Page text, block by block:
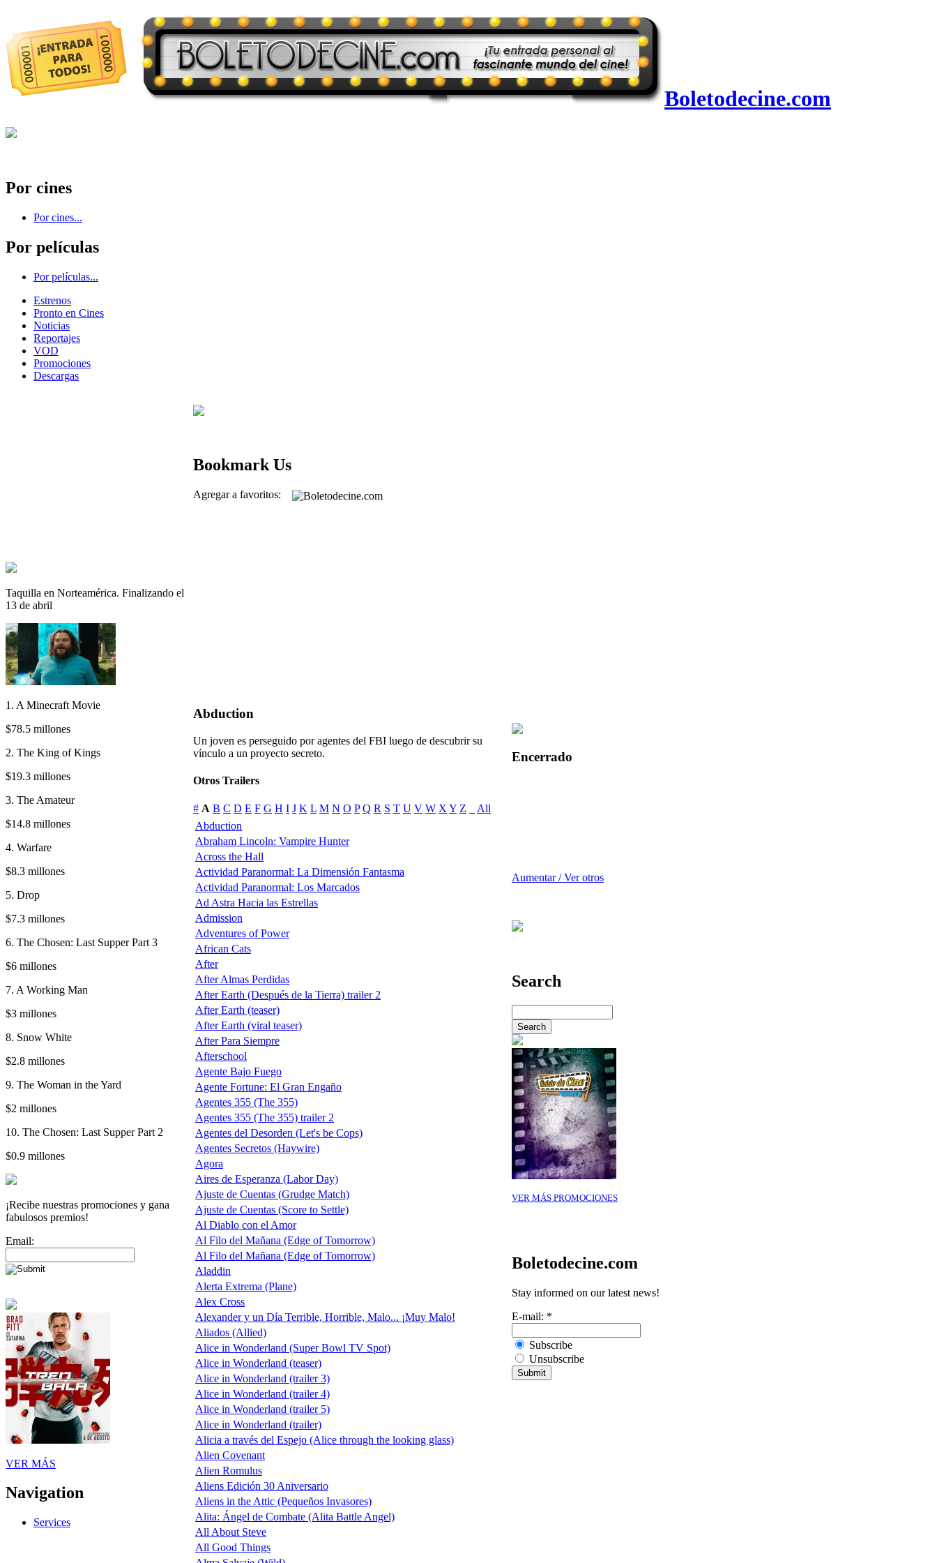
Boletodecine.com
Por cines
Por cines...
Por películas
Por películas...
Estrenos
Pronto en Cines
Noticias
Reportajes
VOD
Promociones
Descargas
Taquilla en Norteamérica. Finalizando el
13 de abril
1. A Minecraft Movie
$78.5 millones
2. The King of Kings
$19.3 millones
3. The Amateur
$14.8 millones
4. Warfare
$8.3 millones
5. Drop
$7.3 millones
6. The Chosen: Last Supper Part 3
$6 millones
7. A Working Man
$3 millones
8. Snow White
$2.8 millones
9. The Woman in the Yard
$2 millones
10. The Chosen: Last Supper Part 2
$0.9 millones
¡Recibe nuestras promociones y gana
fabulosos premios!
Email:
VER MÁS
Navigation
Services
Bookmark Us
Agregar a favoritos:
Abduction
Un joven es perseguido por agentes del FBI luego de descubrir su
vínculo a un proyecto secreto.
Otros Trailers
# A B C D E F G H I J K L M N O P Q R S T U V W X Y Z
All
Abduction
Abraham Lincoln: Vampire Hunter
Across the Hall
Actividad Paranormal: La Dimensión Fantasma
Actividad Paranormal: Los Marcados
Ad Astra Hacia las Estrellas
Admission
Adventures of Power
African Cats
After
After Almas Perdidas
After Earth (Después de la Tierra) trailer 2
After Earth (teaser)
After Earth (viral teaser)
After Para Siempre
Afterschool
Agente Bajo Fuego
Agente Fortune: El Gran Engaño
Agentes 355 (The 355)
Agentes 355 (The 355) trailer 2
Agentes del Desorden (Let's be Cops)
Agentes Secretos (Haywire)
Agora
Aires de Esperanza (Labor Day)
Ajuste de Cuentas (Grudge Match)
Ajuste de Cuentas (Score to Settle)
Al Diablo con el Amor
Al Filo del Mañana (Edge of Tomorrow)
Al Filo del Mañana (Edge of Tomorrow)
Aladdin
Alerta Extrema (Plane)
Alex Cross
Alexander y un Día Terrible, Horrible, Malo... ¡Muy Malo!
Aliados (Allied)
Alice in Wonderland (Super Bowl TV Spot)
Alice in Wonderland (teaser)
Alice in Wonderland (trailer 3)
Alice in Wonderland (trailer 4)
Alice in Wonderland (trailer 5)
Alice in Wonderland (trailer)
Alicia a través del Espejo (Alice through the looking glass)
Alien Covenant
Alien Romulus
Aliens Edición 30 Aniversario
Aliens in the Attic (Pequeños Invasores)
Alita: Ángel de Combate (Alita Battle Angel)
All About Steve
All Good Things
Encerrado
Aumentar / Ver otros
Search
VER MÁS PROMOCIONES
Boletodecine.com
Stay informed on our latest news!
E-mail: *
Subscribe
Unsubscribe